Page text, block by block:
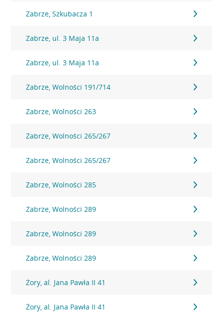
Zabrze, Szkubacza 1
Zabrze, ul. 3 Maja 11a
Zabrze, ul. 3 Maja 11a
Zabrze, Wolności 191/714
Zabrze, Wolności 263
Zabrze, Wolności 265/267
Zabrze, Wolności 265/267
Zabrze, Wolności 285
Zabrze, Wolności 289
Zabrze, Wolności 289
Zabrze, Wolności 289
Żory, al. Jana Pawła II 41
Żory, al. Jana Pawła II 41